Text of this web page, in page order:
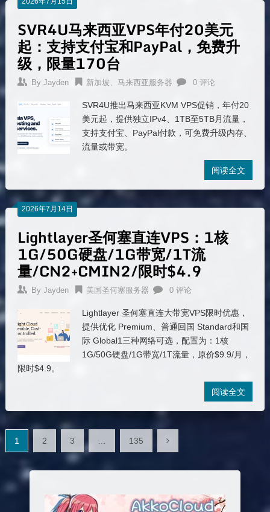
SVR4U马来西亚VPS年付20美元
起：支持支付宝和PayPal，免费升
级，限量170台
By Jayden 新加坡、马来西亚服务器 0 评论
SVR4U推出马来西亚KVM VPS促销，年付20
美元起，提供独立IPv4、1TB至5TB月流量，
支持支付宝、PayPal付款，可免费升级内存、
流量或带宽。
阅读全文
2026年7月14日
Lightlayer圣何塞直连VPS：1核
1G/50G硬盘/1G带宽/1T流
量/CN2+CMIN2/限时$4.9
By Jayden 美国圣何塞服务器 0 评论
Lightlayer 圣何塞直连大带宽VPS限时优惠，
提供优化 Premium、普通回国 Standard和国
际 Global1三种网络可选，配置为：1核
1G/50G硬盘/1G带宽/1T流量，原价$9.9/月，
限时$4.9。
阅读全文
文
分
1 2 3 135